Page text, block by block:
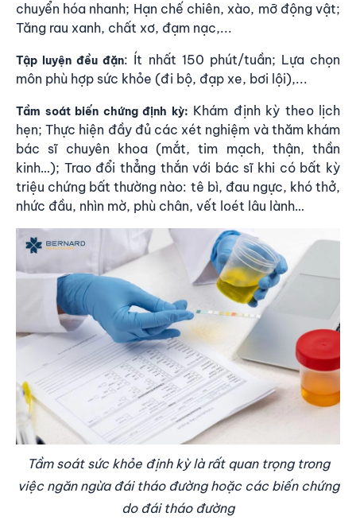
chuyển hóa nhanh; Hạn chế chiên, xào, mỡ động vật;
Tăng rau xanh, chất xơ, đạm nạc,...
Tập luyện đều đặn: Ít nhất 150 phút/tuần; Lựa chọn
môn phù hợp sức khỏe (đi bộ, đạp xe, bơi lội),...
Tầm soát biến chứng định kỳ: Khám định kỳ theo lịch
hẹn; Thực hiện đầy đủ các xét nghiệm và thăm khám
bác sĩ chuyên khoa (mắt, tim mạch, thận, thần
kinh…); Trao đổi thẳng thắn với bác sĩ khi có bất kỳ
triệu chứng bất thường nào: tê bì, đau ngực, khó thở,
nhức đầu, nhìn mờ, phù chân, vết loét lâu lành…
Tầm soát sức khỏe định kỳ là rất quan trọng trong
việc ngăn ngừa đái tháo đường hoặc các biến chứng
do đái tháo đường